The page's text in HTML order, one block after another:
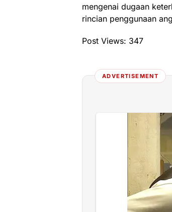
mengenai dugaan
rincian penggunaan
Post Views: 347
ADVERTISEMENT